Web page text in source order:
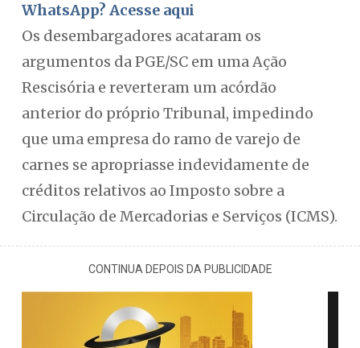
WhatsApp? Acesse aqui
Os desembargadores acataram os
argumentos da PGE/SC em uma Ação
Rescisória e reverteram um acórdão
anterior do próprio Tribunal, impedindo
que uma empresa do ramo de varejo de
carnes se apropriasse indevidamente de
créditos relativos ao Imposto sobre a
Circulação de Mercadorias e Serviços (ICMS).
CONTINUA DEPOIS DA PUBLICIDADE